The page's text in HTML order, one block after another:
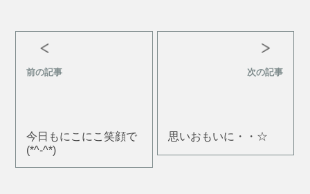
前の記事
今日もにこにこ笑顔で
(*^-^*)
次の記事
思いおもいに・・☆